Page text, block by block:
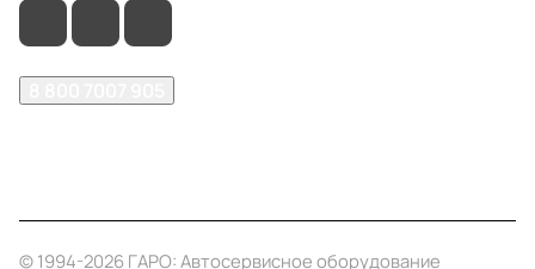
© 1994-2026 ГАРО: Автосервисное оборудование